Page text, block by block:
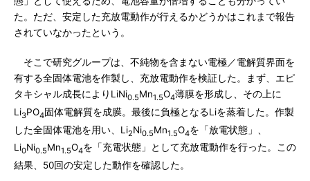
た。ただ、安定した充放電動作が行えるかどうかはこれまで報告
されていなかったという。
そこで研究グループは、不純物を含まない電極／電解質界面を
有する全固体電池を作製し、充放電動作を検証した。まず、エピ
タキシャル成長によりLiNi0.5Mn1.5O4薄膜を形成し、その上に
Li3PO4固体電解質を成膜。最後に負極となるLiを蒸着した。作製
した全固体電池を用い、Li2Ni0.5Mn1.5O4を「放電状態」、
Li0Ni0.5Mn1.5O4を「充電状態」として充放電動作を行った。この
結果、50回の安定した動作を確認した。